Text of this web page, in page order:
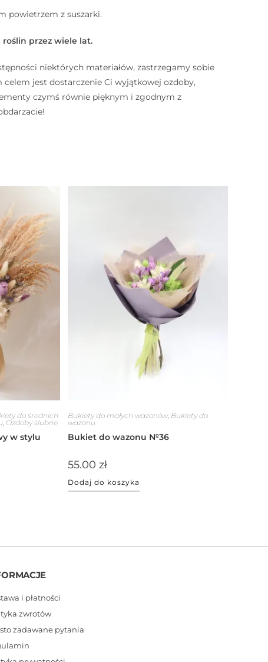
powietrzem z suszarki.
roślin przez wiele lat.
niektórych materiałów, zastrzegamy sobie
jest dostarczenie Ci wyjątkowej ozdoby,
czymś równie pięknym i zgodnym z
do średnich
, Ozdoby ślubne
w stylu
Bukiety do małych wazonów, Bukiety do
wazonu
Bukiet do wazonu №36
55.00 zł
Dodaj do koszyka
i płatności
zwrotów
zadawane pytania